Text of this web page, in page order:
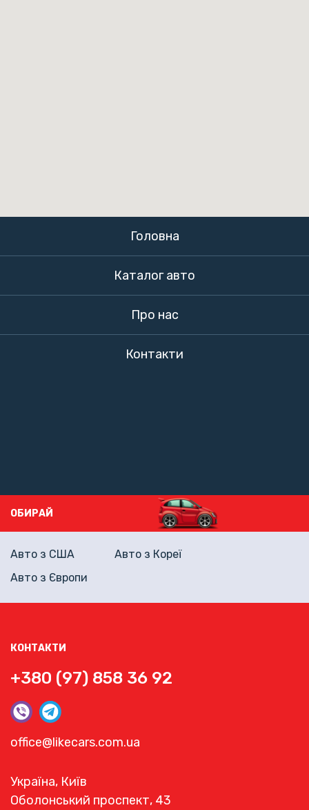
Головна
Каталог авто
Про нас
Контакти
КОНТАКТИ
+380 (97) 858 36 92
office@likecars.com.ua
Україна, Київ
Оболонський проспект, 43
ОБИРАЙ
Авто з США
Авто з Кореї
Авто з Європи